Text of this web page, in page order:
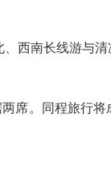
西南长线游与
席。同程旅行将